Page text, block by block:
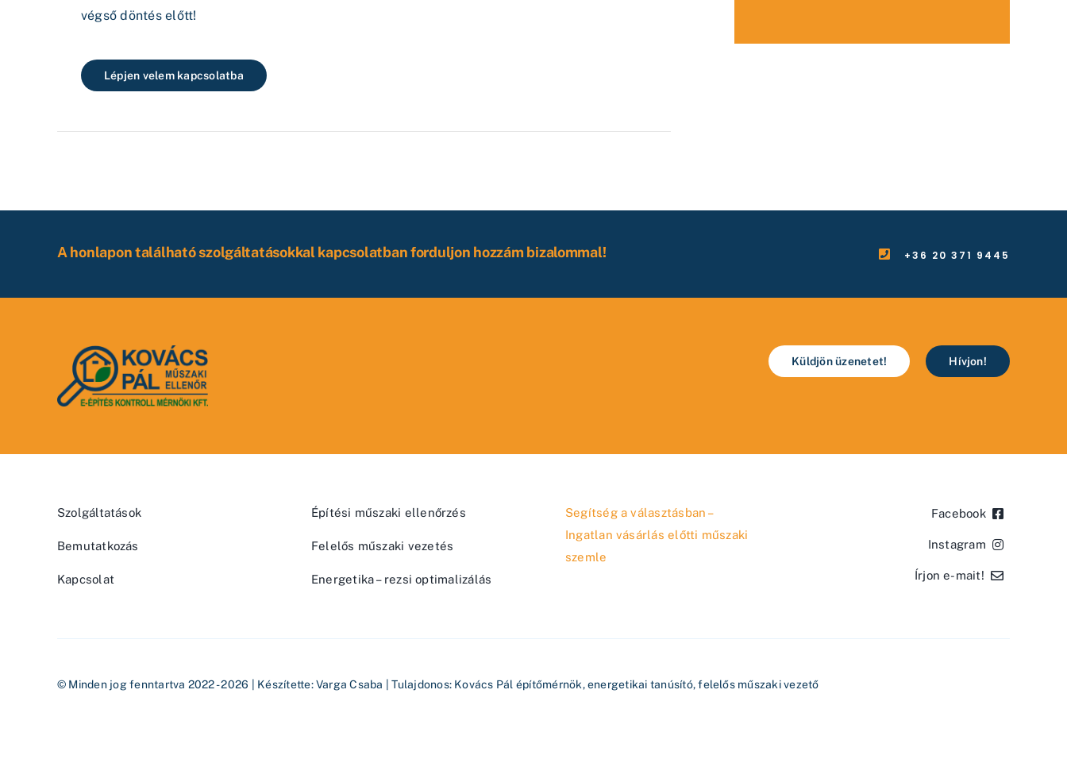
végső döntés előtt!
Lépjen velem kapcsolatba
A honlapon található szolgáltatásokkal kapcsolatban forduljon hozzám bizalommal! +36 20 371 9445
Küldjön üzenetet! Hívjon!
Szolgáltatások
Bemutatkozás
Kapcsolat
Építési műszaki ellenőrzés
Felelős műszaki vezetés
Energetika – rezsi optimalizálás
Segítség a választásban –
Ingatlan vásárlás előtti műszaki
szemle
Facebook
Instagram
Írjon e-mait!
© Minden jog fenntartva 2022 - 2026 | Készítette:Varga Csaba | Tulajdonos: Kovács Pál építőmérnök, energetikai tanúsító, felelős műszaki vezető